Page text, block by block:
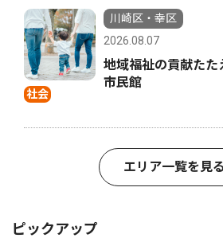
社会
川崎区・幸区
2026.08.07
地域福祉の貢献た
市民館
エリア一覧を見る
ピックアップ